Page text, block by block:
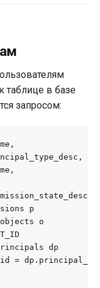
таблице в базе
запросом:
p
o
dp
= dp.principal_id